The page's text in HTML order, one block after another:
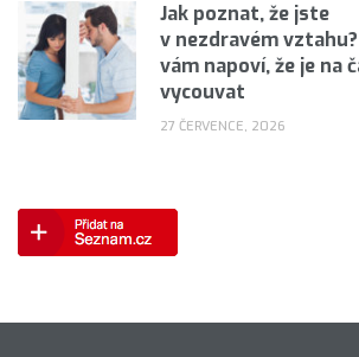
Jak poznat, že jste
v nezdravém
vám napoví, že je na
vycouvat
27 ČERVENCE, 2026